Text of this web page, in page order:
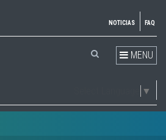
NOTICIAS FAQ
MENU
▼